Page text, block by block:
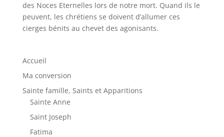
des Noces Eternelles lors de notre mort. Quand ils le
peuvent, les chrétiens se doivent d’allumer ces
cierges bénits au chevet des agonisants.
Accueil
Ma conversion
Sainte famille, Saints et Apparitions
Sainte Anne
Saint Joseph
Fatima